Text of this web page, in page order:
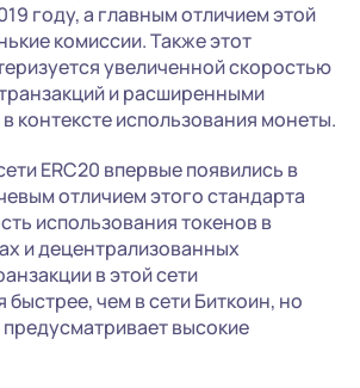
году, а главным отличием этой
комиссии. Также этот
увеличенной скоростью
и расширенными
контексте использования монеты.
ERC20 впервые появились в
отличием этого стандарта
использования токенов в
и децентрализованных
в этой сети
чем в сети Биткоин, но
предусматривает высокие